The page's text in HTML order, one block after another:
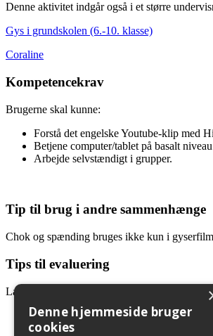
Denne aktivitet indgår også i et større
Gys i grundskolen (6.-10. klasse)
Coraline
Kompetencekrav
Brugerne skal kunne:
Forstå det engelske Youtube-klip med
Betjene computer/tablet på basalt
Arbejde selvstændigt i grupper.
Tip til brug i andre sammenhænge
Chok og spænding bruges ikke kun i
Tips til evaluering
Lad eleverne vise deres scene til andre elever
Hvordan oplevede du scenen?
Er scenen uhyggelig?
Denne hjemmeside bruger
cookies